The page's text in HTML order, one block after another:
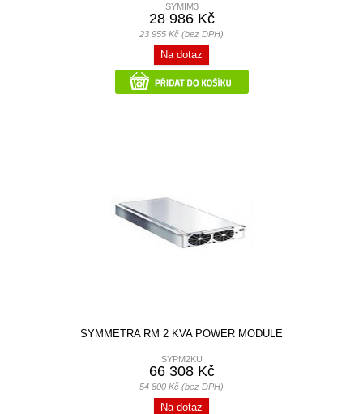
SYMIM3
28 986 Kč
23 955 Kč (bez DPH)
Na dotaz
SYMMETRA RM 2 KVA POWER MODULE
SYPM2KU
66 308 Kč
54 800 Kč (bez DPH)
Na dotaz